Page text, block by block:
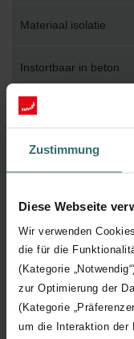
Zustimmung
Diese Webseite
Wir verwenden Cookies,
die für die
(Kategorie
zur Optimierung der
(Kategorie
um die Interaktion der
Materiaal isolatie
Instortbaar in beton
Warmteweerstand Rd
Werkende lengte
Productiewijze
Aansluiting 2
Materiaal kanaal